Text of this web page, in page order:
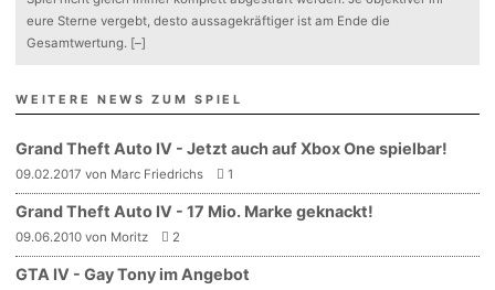
eure Sterne vergebt, desto aussagekräftiger ist am Ende die
Gesamtwertung. [–]
WEITERE NEWS ZUM SPIEL
Grand Theft Auto IV - Jetzt auch auf Xbox One spielbar!
09.02.2017 von Marc Friedrichs 1
Grand Theft Auto IV - 17 Mio. Marke geknackt!
09.06.2010 von Moritz 2
GTA IV - Gay Tony im Angebot